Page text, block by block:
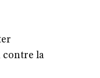
contre la